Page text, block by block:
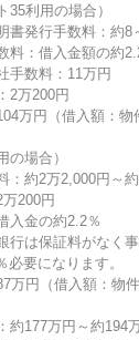
35利用の場合）
書発行手数料：約8
料：借入金額の約
手数料：11万円
2万200円
万円（借入額：物
の場合）
：約2万2,000円～
200円
入金の約2.2％
行は保証料がなく事
必要になります。
万円（借入額：物件
約177万円～約194